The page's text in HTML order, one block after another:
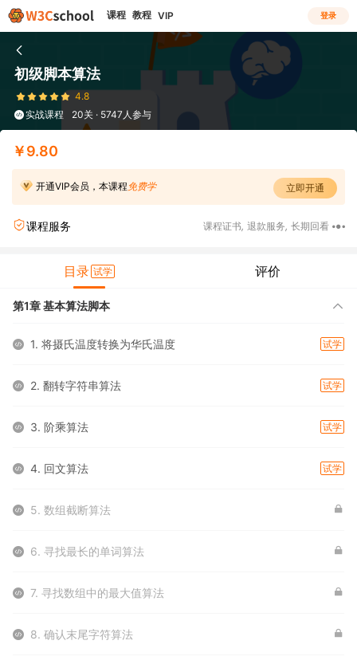
课程 教程 VIP 登录
初级脚本算法
4.8
实战课程
20关 · 5747人参与
￥9.80
开通VIP会员，本课程 免费学 立即开通
课程服务 课程证书 退款服务 长期回看
目录 试学 评价
第1章 基本算法脚本
1. 将摄氏温度转换为华氏温度 试学
2. 翻转字符串算法 试学
3. 阶乘算法 试学
4. 回文算法 试学
5. 数组截断算法
6. 寻找最长的单词算法
7. 寻找数组中的最大值算法
8. 确认末尾字符算法